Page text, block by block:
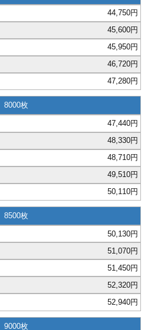
44,750円
45,600円
45,950円
46,720円
47,280円
8000
47,440円
48,330円
48,710円
49,510円
50,110円
8500
50,130円
51,070円
51,450円
52,320円
52,940円
9000